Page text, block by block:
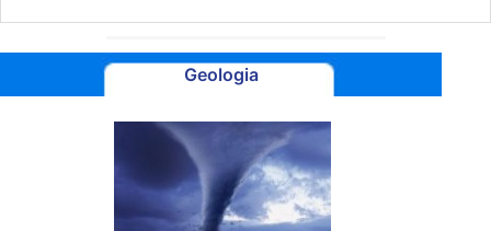
Geologia